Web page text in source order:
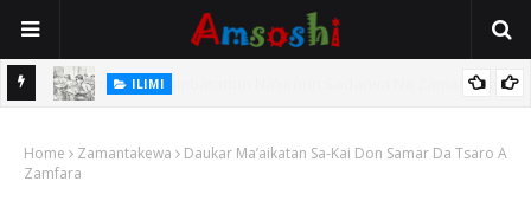
ILIMI
Al’adar Neman Ilimin Bahaushe
Home Zamantakewa
Daukar Ma’aikatan Sa-Kai Don Samar Da Tsaro A
Zamfara